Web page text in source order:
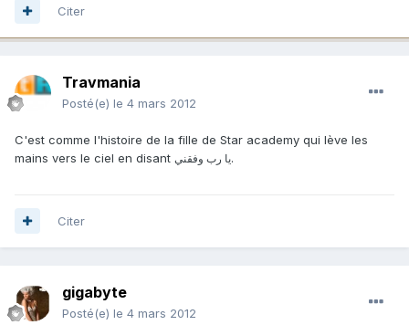
Citer
Travmania
Posté(e) le 4 mars 2012
C'est comme l'histoire de la fille de Star academy qui lève les
mains vers le ciel en disant يا رب وفقني.
Citer
gigabyte
Posté(e) le 4 mars 2012